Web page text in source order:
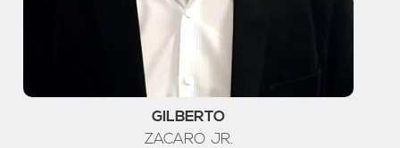
GILBERTO
ZACARO JR.